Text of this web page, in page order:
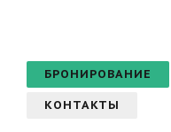
БРОНИРОВАНИЕ
КОНТАКТЫ